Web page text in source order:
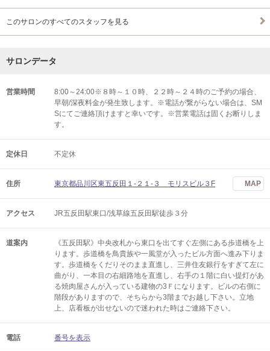
このサロンのすべてのスタッフを見る
サロンデータ
営業時間
8:00～24:00※８時～１０時、２２時～２４時のご予約の場合、
早朝/深夜料金が発生致します。※電話が繋がらない場合は、SM
Sにてご連絡頂けますと幸いです。※営業電話は固くお断りしま
す。
定休日 不定休
住所 東京都品川区東五反田１-２１-３ モリスビル３F MAP
アクセス JR五反田駅東口/浅草線五反田駅徒歩３分
道案内
《五反田駅》中央改札から東口を出てすぐ左側にある歩道橋を上
ります。歩道橋を鳥貴族や一風堂が入ったビル方面へ進み下りま
す。歩道橋をくだりそのまま直進し、三井住友銀行をすぎて左に
曲がり、一本目の右細路地を直進し、右手の１階に白い提灯があ
る焼肉屋さんが入っている建物の3Ｆになります。ビルの右側に
階段がありますので、そちらから3階までお越し下さい。立地
上、店看板が出せないので迷われた時はご連絡下さい。
電話 番号を表示